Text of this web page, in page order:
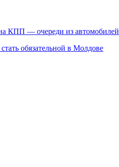
КПП — очереди из автомобилей
обязательной в Молдове